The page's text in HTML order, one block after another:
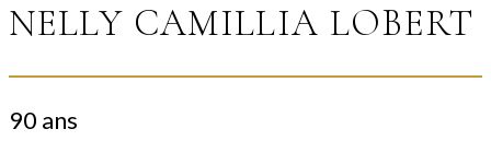
NELLY CAMILLIA LOBERT
90 ans